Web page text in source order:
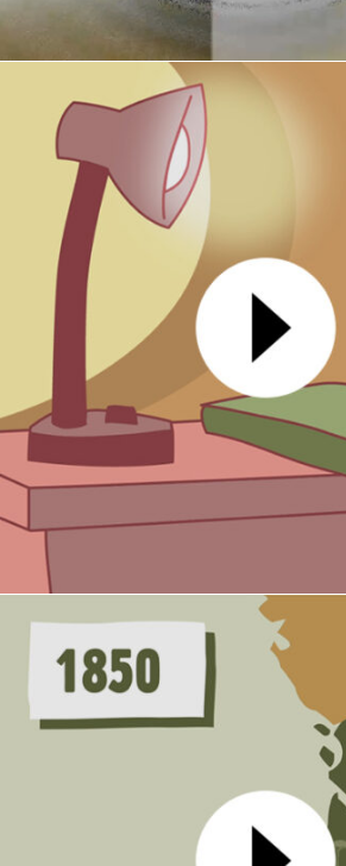
MOTION DESIGN
Ecogestes
MOTION DESIGN